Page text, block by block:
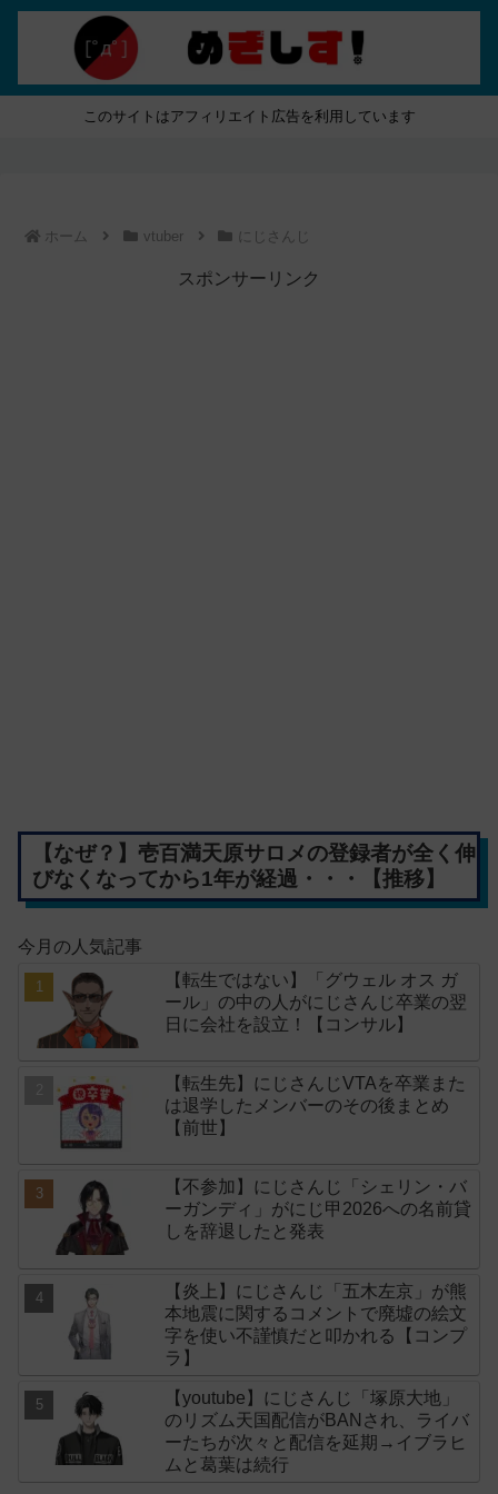
このサイトはアフィリエイト広告を利用しています
ホーム vtuber にじさんじ
スポンサーリンク
【なぜ？】壱百満天原サロメの登録者が全く伸
びなくなってから1年が経過・・・【推移】
今月の人気記事
【転生ではない】「グウェル オス ガ
ール」の中の人がにじさんじ卒業の翌
日に会社を設立！【コンサル】
【転生先】にじさんじVTAを卒業また
は退学したメンバーのその後まとめ
【前世】
【不参加】にじさんじ「シェリン・バ
ーガンディ」がにじ甲2026への名前貸
しを辞退したと発表
【炎上】にじさんじ「五木左京」が熊
本地震に関するコメントで廃墟の絵文
字を使い不謹慎だと叩かれる【コンプ
ラ】
【youtube】にじさんじ「塚原大地」
のリズム天国配信がBANされ、ライバ
ーたちが次々と配信を延期→イブラヒ
ムと葛葉は続行